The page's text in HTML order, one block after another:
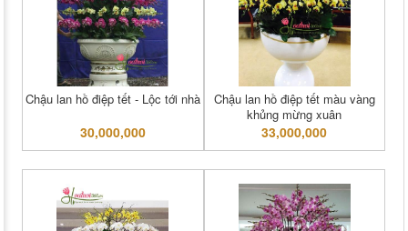
Chậu lan hồ điệp tết - Lộc tới nhà
30,000,000
Chậu lan hồ điệp tết màu vàng
khủng mừng xuân
33,000,000